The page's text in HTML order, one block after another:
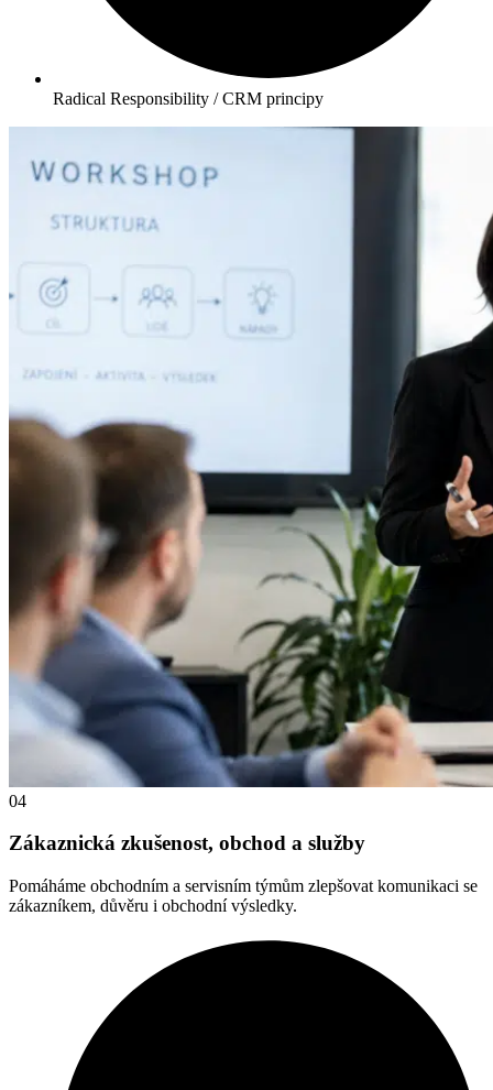
Radical Responsibility / CRM principy
04
Zákaznická zkušenost, obchod a služby
Pomáháme obchodním a servisním týmům zlepšovat komunikaci se
zákazníkem, důvěru i obchodní výsledky.